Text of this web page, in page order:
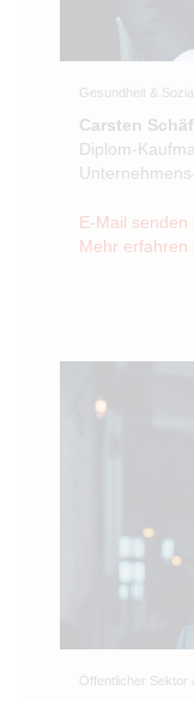
Gesundheit &
Carsten
Diplom-
E-Mail senden
Mehr erfahren
Öffentlicher Sektor